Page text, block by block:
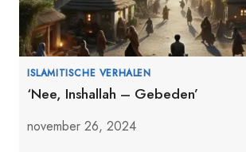
ISLAMITISCHE VERHALEN
‘Nee, Inshallah – Gebeden’
november 26, 2024